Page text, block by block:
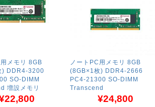
メモリ 8GB
) DDR4-3200
SO-DIMM
増設メモリ
ノートPC用メモリ 8GB
(8GB×1枚) DDR4-2666
PC4-21300 SO-DIMM
Transcend
¥24,800